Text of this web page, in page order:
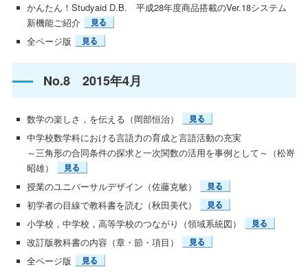
かんたん！Studyaid D.B. 平成28年度商品搭載のVer.18システム
新機能ご紹介
全ページ版
No.8 2015年4月
数学の楽しさ，を伝える（岡部恒治）
中学校数学科における言語力の育成と言語活動の充実
～三角形の合同条件の探求と一次関数の活用を事例として～（松嵜
昭雄）
授業のユニバーサルデザイン（佐藤克敏）
初学者の目線で教科書を読む（秋田美代）
小学校，中学校，高等学校のつながり（領域系統図）
改訂版教科書の内容（章・節・項目）
全ページ版